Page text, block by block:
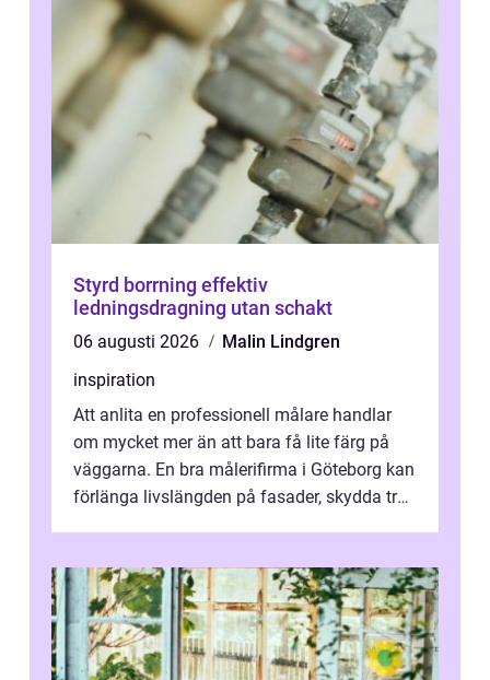
Styrd borrning effektiv
ledningsdragning utan schakt
06 augusti 2026
Malin Lindgren
inspiration
Att anlita en professionell målare handlar
om mycket mer än att bara få lite färg på
väggarna. En bra målerifirma i Göteborg kan
förlänga livslängden på fasader, skydda trä